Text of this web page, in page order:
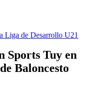
Liga de Desarrollo U21
Sports Tuy en
Baloncesto